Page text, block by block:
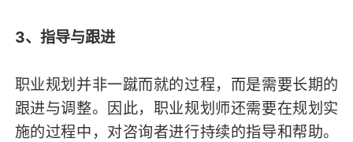
3、指导与跟进
职业规划并非一蹴而就的过程，而是需要长期的
跟进与调整。因此，职业规划师还需要在规划实
施的过程中，对咨询者进行持续的指导和帮助。